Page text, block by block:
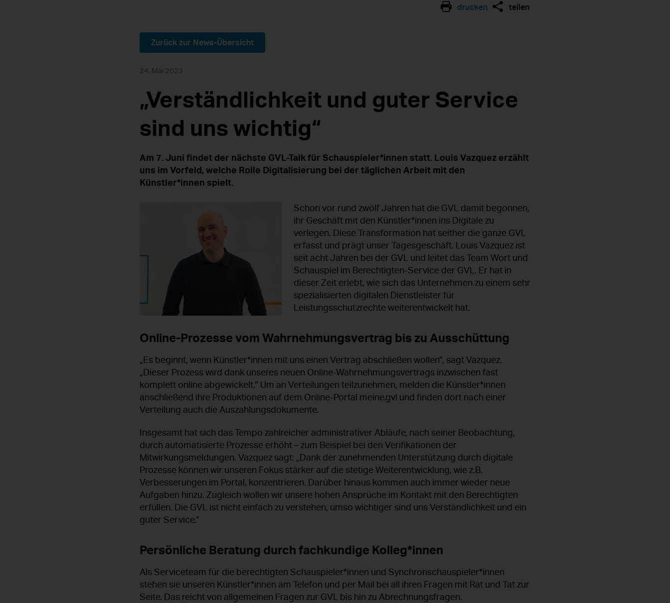
drucken teilen
Zurück zur News-Übersicht
24. Mai 2023
„Verständlichkeit und guter Service
sind uns wichtig“
Am 7. Juni findet der nächste GVL-Talk für Schauspieler*innen statt. Louis Vazquez erzählt
uns im Vorfeld, welche Rolle Digitalisierung bei der täglichen Arbeit mit den
Künstler*innen spielt.
Schon vor rund zwölf Jahren hat die GVL damit begonnen,
ihr Geschäft mit den Künstler*innen ins Digitale zu
verlegen. Diese Transformation hat seither die ganze GVL
erfasst und prägt unser Tagesgeschäft. Louis Vazquez ist
seit acht Jahren bei der GVL und leitet das Team Wort und
Schauspiel im Berechtigten-Service der GVL. Er hat in
dieser Zeit erlebt, wie sich das Unternehmen zu einem sehr
spezialisierten digitalen Dienstleister für
Leistungsschutzrechte weiterentwickelt hat.
Online-Prozesse vom Wahrnehmungsvertrag bis zu Ausschüttung
„Es beginnt, wenn Künstler*innen mit uns einen Vertrag abschließen wollen“, sagt Vazquez.
„Dieser Prozess wird dank unseres neuen Online-Wahrnehmungsvertrags inzwischen fast
komplett online abgewickelt.“ Um an Verteilungen teilzunehmen, melden die Künstler*innen
anschließend ihre Produktionen auf dem Online-Portal meine.gvl und finden dort nach einer
Verteilung auch die Auszahlungsdokumente.
Insgesamt hat sich das Tempo zahlreicher administrativer Abläufe, nach seiner Beobachtung,
durch automatisierte Prozesse erhöht – zum Beispiel bei den Verifikationen der
Mitwirkungsmeldungen. Vazquez sagt: „Dank der zunehmenden Unterstützung durch digitale
Prozesse können wir unseren Fokus stärker auf die stetige Weiterentwicklung, wie z.B.
Verbesserungen im Portal, konzentrieren. Darüber hinaus kommen auch immer wieder neue
Aufgaben hinzu. Zugleich wollen wir unsere hohen Ansprüche im Kontakt mit den Berechtigten
erfüllen. Die GVL ist nicht einfach zu verstehen, umso wichtiger sind uns Verständlichkeit und ein
guter Service.“
Persönliche Beratung durch fachkundige Kolleg*innen
Als Serviceteam für die berechtigten Schauspieler*innen und Synchronschauspieler*innen
stehen sie unseren Künstler*innen am Telefon und per Mail bei all ihren Fragen mit Rat und Tat zur
Seite. Das reicht von allgemeinen Fragen zur GVL bis hin zu Abrechnungsfragen.